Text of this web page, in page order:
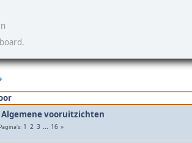
vooruitzichten
Pagina's 1 2 3 ... 16